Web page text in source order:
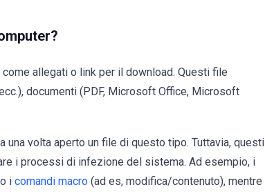
allegati o link per il download. Questi file
documenti (PDF, Microsoft Office, Microsoft
volta aperto un file di questo tipo. Tuttavia, questi
i processi di infezione del sistema. Ad esempio, i
i comandi macro (ad es, modifica/contenuto), mentre